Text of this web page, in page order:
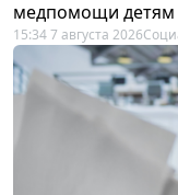
медпомощи детям
15:34 7 августа 2026